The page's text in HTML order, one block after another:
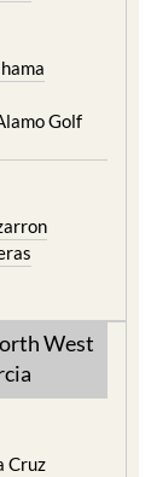
Golf
West
Cruz